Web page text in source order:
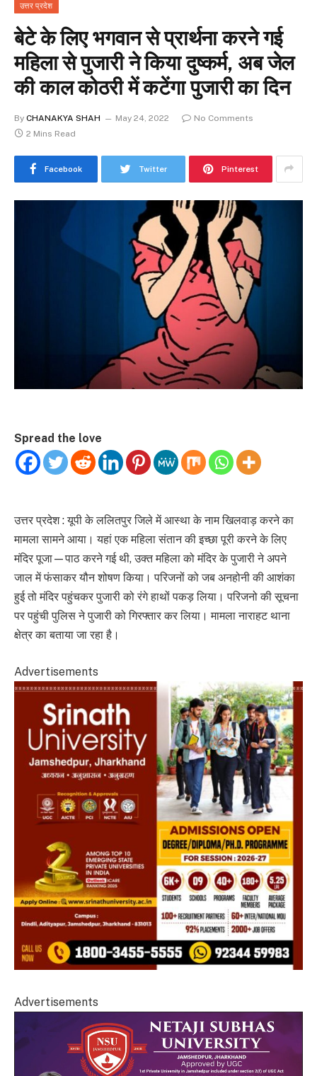
उत्तर प्रदेश
बेटे के लिए भगवान से प्रार्थना करने गई
महिला से पुजारी ने किया दुष्कर्म, अब जेल
की काल कोठरी में कटेंगा पुजारी का दिन
By CHANAKYA SHAH May 24, 2022
No Comments
2 Mins Read
Facebook Twitter Pinterest
Spread the love
उत्तर प्रदेश : यूपी के ललितपुर जिले में आस्था के नाम खिलवाड़ करने का
मामला सामने आया। यहां एक महिला संतान की इच्छा पूरी करने के लिए
मंदिर पूजा—पाठ करने गई थी, उक्त महिला को मंदिर के पुजारी ने अपने
जाल में फंसाकर यौन शोषण किया। परिजनों को जब अनहोनी की आशंका
हुई तो मंदिर पहुंचकर पुजारी को रंगे हाथों पकड़ लिया। परिजनो की सूचना
पर पहुंची पुलिस ने पुजारी को गिरफ्तार कर लिया। मामला नाराहट थाना
क्षेत्र का बताया जा रहा है।
Advertisements
Advertisements
Player